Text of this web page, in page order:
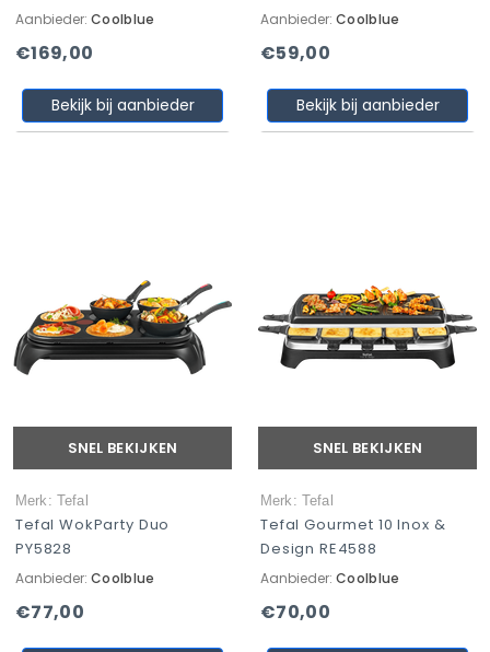
Aanbieder: Coolblue
€169,00
Bekijk bij aanbieder
Aanbieder: Coolblue
€59,00
Bekijk bij aanbieder
SNEL BEKIJKEN
Merk: Tefal
Tefal WokParty Duo
PY5828
Aanbieder: Coolblue
€77,00
SNEL BEKIJKEN
Merk: Tefal
Tefal Gourmet 10 Inox &
Design RE4588
Aanbieder: Coolblue
€70,00